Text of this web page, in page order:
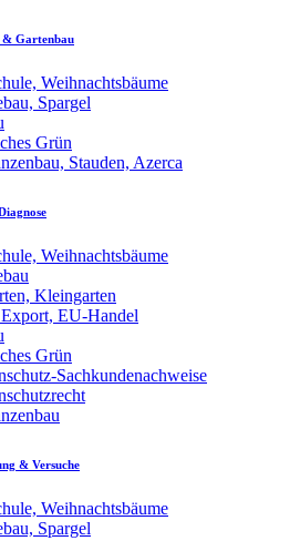
& Gartenbau
Weihnachtsbäume
Spargel
Grün
Stauden, Azerca
Weihnachtsbäume
Kleingarten
EU-Handel
Grün
Sachkundenachweise
& Versuche
Weihnachtsbäume
Spargel